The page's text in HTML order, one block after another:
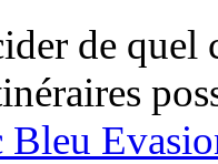
de
Bleu